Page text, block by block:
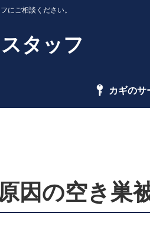
にご相談ください。
タッフ
カギのサ
因の空き巣